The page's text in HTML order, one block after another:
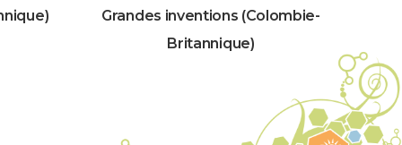
Grandes inventions (Colombie-
Britannique)